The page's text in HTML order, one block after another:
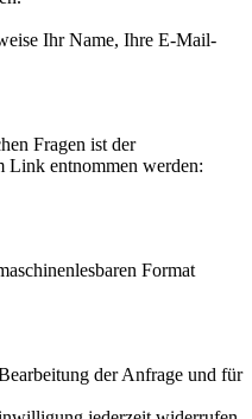
Ihr Name, Ihre E-Mail-
Fragen ist der
Link entnommen werden:
Format
der Anfrage und für